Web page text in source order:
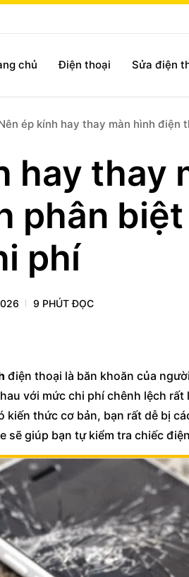
chủ Điện thoại Sửa điện
ép kính hay thay màn hình điện
hay thay
phân
phí
9 PHÚT ĐỌC
điện thoại là băn khoăn của
với mức chi phí chênh lệch
kiến thức cơ bản, bạn rất dễ bị
sẽ giúp bạn tự kiểm tra chiếc